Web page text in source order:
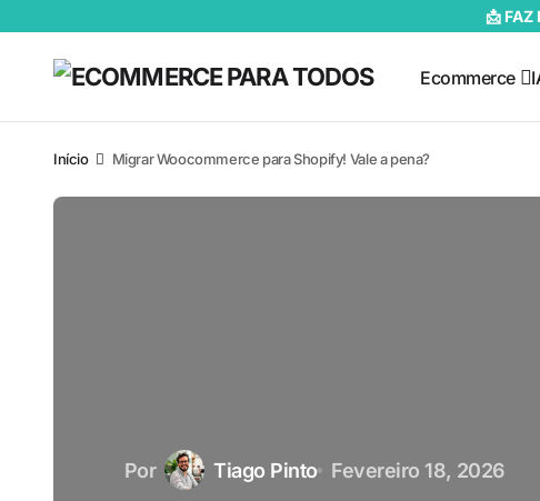
📩 FAZ
Ecommerce
Início Migrar Woocommerce para Shopify! Vale a pena?
Por Tiago Pinto Fevereiro 18, 2026